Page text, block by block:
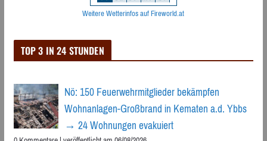
Weitere Wetterinfos auf Fireworld.at
TOP 3 IN 24 STUNDEN
Nö: 150 Feuerwehrmitglieder bekämpfen
Wohnanlagen-Großbrand in Kematen a.d. Ybbs
→ 24 Wohnungen evakuiert